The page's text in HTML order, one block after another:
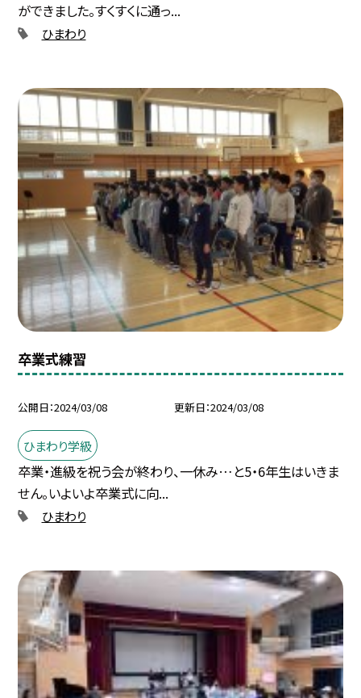
ができました。すくすくに通っ...
ひまわり
卒業式練習
公開日 2024/03/08 更新日 2024/03/08
ひまわり学級
卒業・進級を祝う会が終わり、一休み…と5・6年生はいきま
せん。いよいよ卒業式に向...
ひまわり